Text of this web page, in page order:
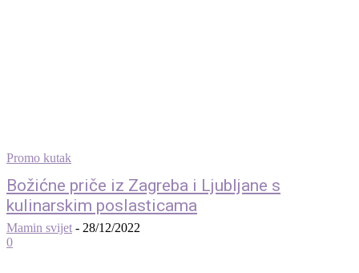
Promo kutak
Božićne priče iz Zagreba i Ljubljane s
kulinarskim poslasticama
Mamin svijet - 28/12/2022
0